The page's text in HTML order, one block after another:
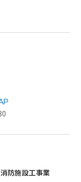
防施設工事業